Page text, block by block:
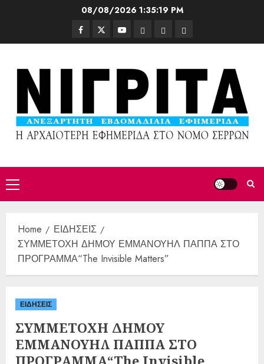
08/08/2026 1:35:21 PM
Home
ΕΙΔΗΣΕΙΣ
ΣΥΜΜΕΤΟΧΗ ΔΗΜΟΥ ΕΜΜΑΝΟΥΗΛ ΠΑΠΠΑ ΣΤΟ
ΠΡΟΓΡΑΜΜΑ“The Invisible Matters”
ΕΙΔΗΣΕΙΣ
ΣΥΜΜΕΤΟΧΗ ΔΗΜΟΥ
ΕΜΜΑΝΟΥΗΛ ΠΑΠΠΑ ΣΤΟ
ΠΡΟΓΡΑΜΜΑ“The Invisible